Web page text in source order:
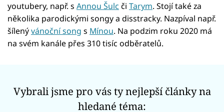
youtubery, např. s Annou Šulc či Tarym. Stojí také za
několika parodickými songy a disstracky. Nazpíval např.
šílenývánoční song s Mínou. Na podzim roku 2020 má
na svém kanále přes 310 tisíc odběratelů.
Vybrali jsme pro vás ty nejlepší články na
hledané téma: